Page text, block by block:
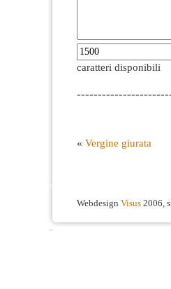
caratteri disponibili
« Vergine giurata
Webdesign Visus 2006,